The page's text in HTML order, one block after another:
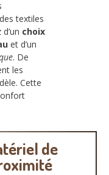
textiles
choix
et d’un
. De
les
Cette
de